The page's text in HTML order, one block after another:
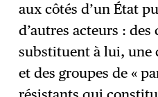
aux côtés d’un État
d’autres acteurs :
substituent à lui, une
et des groupes de «